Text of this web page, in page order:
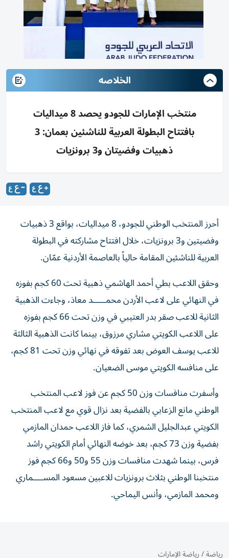
الخلاصه
منتخب الإمارات للجودو يحصد 8 ميداليات
بافتتاح البطولة العربية للناشئين بعمان: 3
ذهبيات وفضيتان و3 برونزيات
أحرز المنتخب الوطني للجودو، 8 ميداليات، بواقع 3 ذهبيات
وفضيتين و3 برونزيات، خلال افتتاح مشاركته في البطولة
العربية للناشئين المقامة حالياً بالعاصمة الأردنية عمّان.
وحقق اللاعب بطي أحمد الهاشمي ذهبية تحت 60 كجم بفوزه
في النهائي على لاعب الأردن محمـــــد معاذ، وجاءت الذهبية
الثانية للاعب صقر بدر العتيبي في وزن تحت 66 كجم بفوزه
على اللاعب الكويتي مشاري مرزوق، بينما كانت الذهبية الثالثة
للاعب يوسف العوض بعد تفوقه في نهائي وزن تحت 81 كجم،
على منافسه الكويتي موسى الضعيان.
وأسفرت منافسات وزن 50 كجم عن فوز لاعب المنتخب
الوطني مانع الزعابي بالفضية بعد نزال قوي مع لاعب المنتخب
الكويتي عبدالجليل الشمري، كما فاز اللاعب حمدان المازمي
بفضية وزن 73 كجم، بعد خوضه النهائي أمام الكويتي راشد
فرس، بينما شهدت منافسات وزن 55 و50 و66 كجم فوز
منتخبنا الوطني بثلاث برونزيات للاعبين مسعود المســــماري
ومحمد المازمي، وأنس اليماحي.
رياضة/رياضة الإمارات